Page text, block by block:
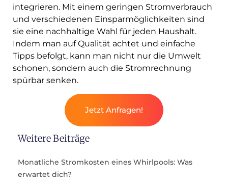
integrieren. Mit einem geringen Stromverbrauch
und verschiedenen Einsparmöglichkeiten sind
sie eine nachhaltige Wahl für jeden Haushalt.
Indem man auf Qualität achtet und einfache
Tipps befolgt, kann man nicht nur die Umwelt
schonen, sondern auch die Stromrechnung
spürbar senken.
Jetzt Anfragen!
Weitere Beiträge
Monatliche Stromkosten eines Whirlpools: Was
erwartet dich?